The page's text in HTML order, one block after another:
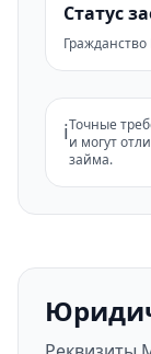
Статус
ℹ️Точные
и могут
займа.